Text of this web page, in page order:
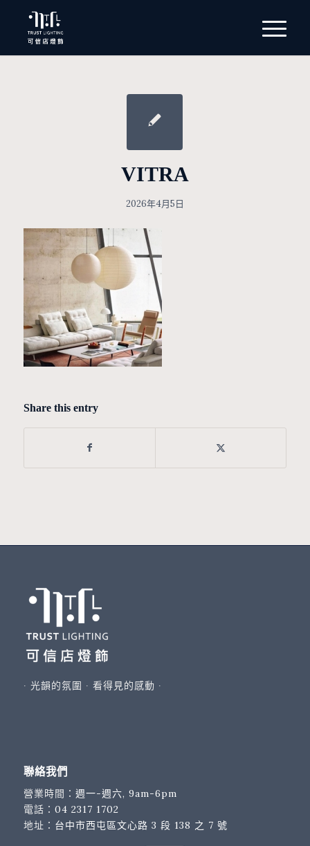
VITRA
2026年4月5日
Share this entry
∙ 光韻的氛圍 ∙ 看得見的感動 ∙
聯絡我們
營業時間： 週一-週六, 9am-6pm
電話： 04 2317 1702
地址： 台中市西屯區文心路 3 段 138 之 7 號